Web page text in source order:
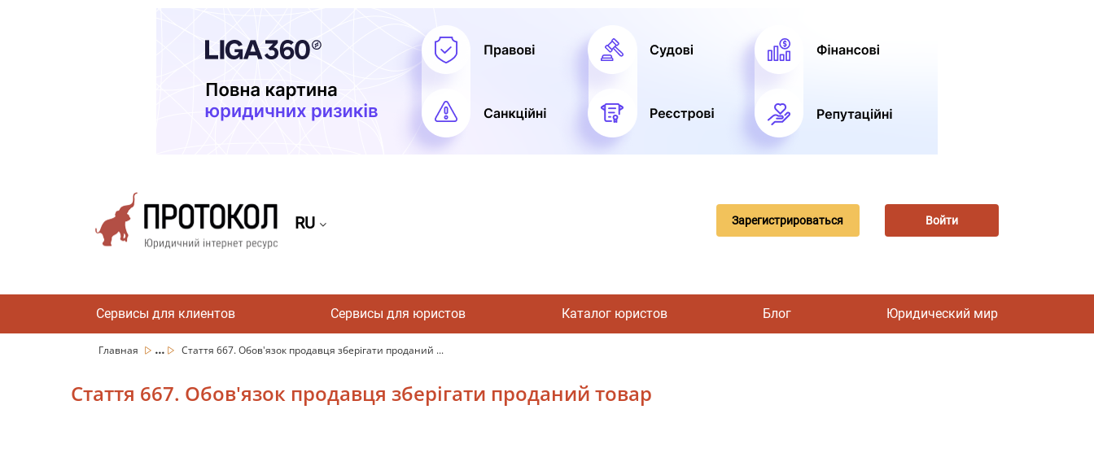
RU Зарегистрироваться Войти
Сервисы для клиентов Сервисы для юристов Каталог юристов Блог Юридический мир
Главная ... Стаття 667. Обов'язок продавця зберігати проданий ...
Стаття 667. Обов'язок продавця зберігати проданий товар